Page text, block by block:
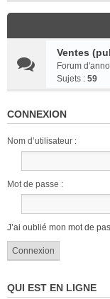
Ventes
Forum
Sujets : 59
CONNEXION
Nom d’utilisateur :
Mot de passe :
J’ai oublié mon mot de
QUI EST EN LIGNE